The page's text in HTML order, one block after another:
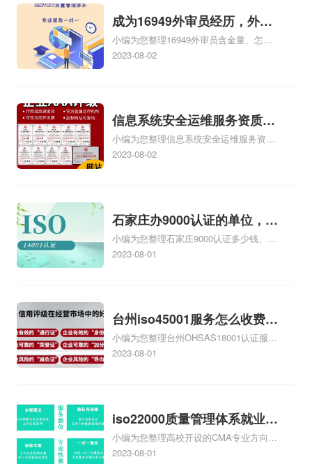
说，可不就是这样，
没有自己的商务网
站，缺少启动资金，
不...
省市场的工业iso体系
证书，均按照...
证知识，详情可查看下方正文！
成为16949外审员经历，外审
员16949
小编为您整理16949外审员含金量、怎么
才能成为注册的TS16949:2009的外审
方正文！
2023-08-02
信息系统安全运维服务资质二
级费用，信息系统安全运维服
务资质二级
小编为您整理信息系统安全运维服务资质
认证证书机构有哪些、安全运维服务资质
请书相关iso体系认证知识，详情可查看下
方正文！
2023-08-02
石家庄办9000认证的单位，石
家庄9000认证的公司
小编为您整理石家庄9000认证多少钱、石
家庄9000认证价格多少钱、石家庄9000认
2023-08-01
台州iso45001服务怎么收费，
台州iso45001认证服务怎么收
费
小编为您整理台州OHSAS18001认证服务
中心哪家收费便宜、台州ISO9000认证，
认证收费标准是什么相关iso体系认证知
识，详情可查看下方正文！
2023-08-01
iso22000质量管理体系就业方
向，质量管理与认证就业方向
小编为您整理高校开设的CMA专业方向未
来就业前景及就业方向如何、cma就业方
2023-08-01